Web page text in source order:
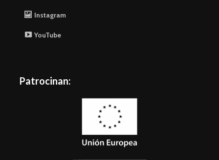
Instagram
YouTube
Patrocinan: